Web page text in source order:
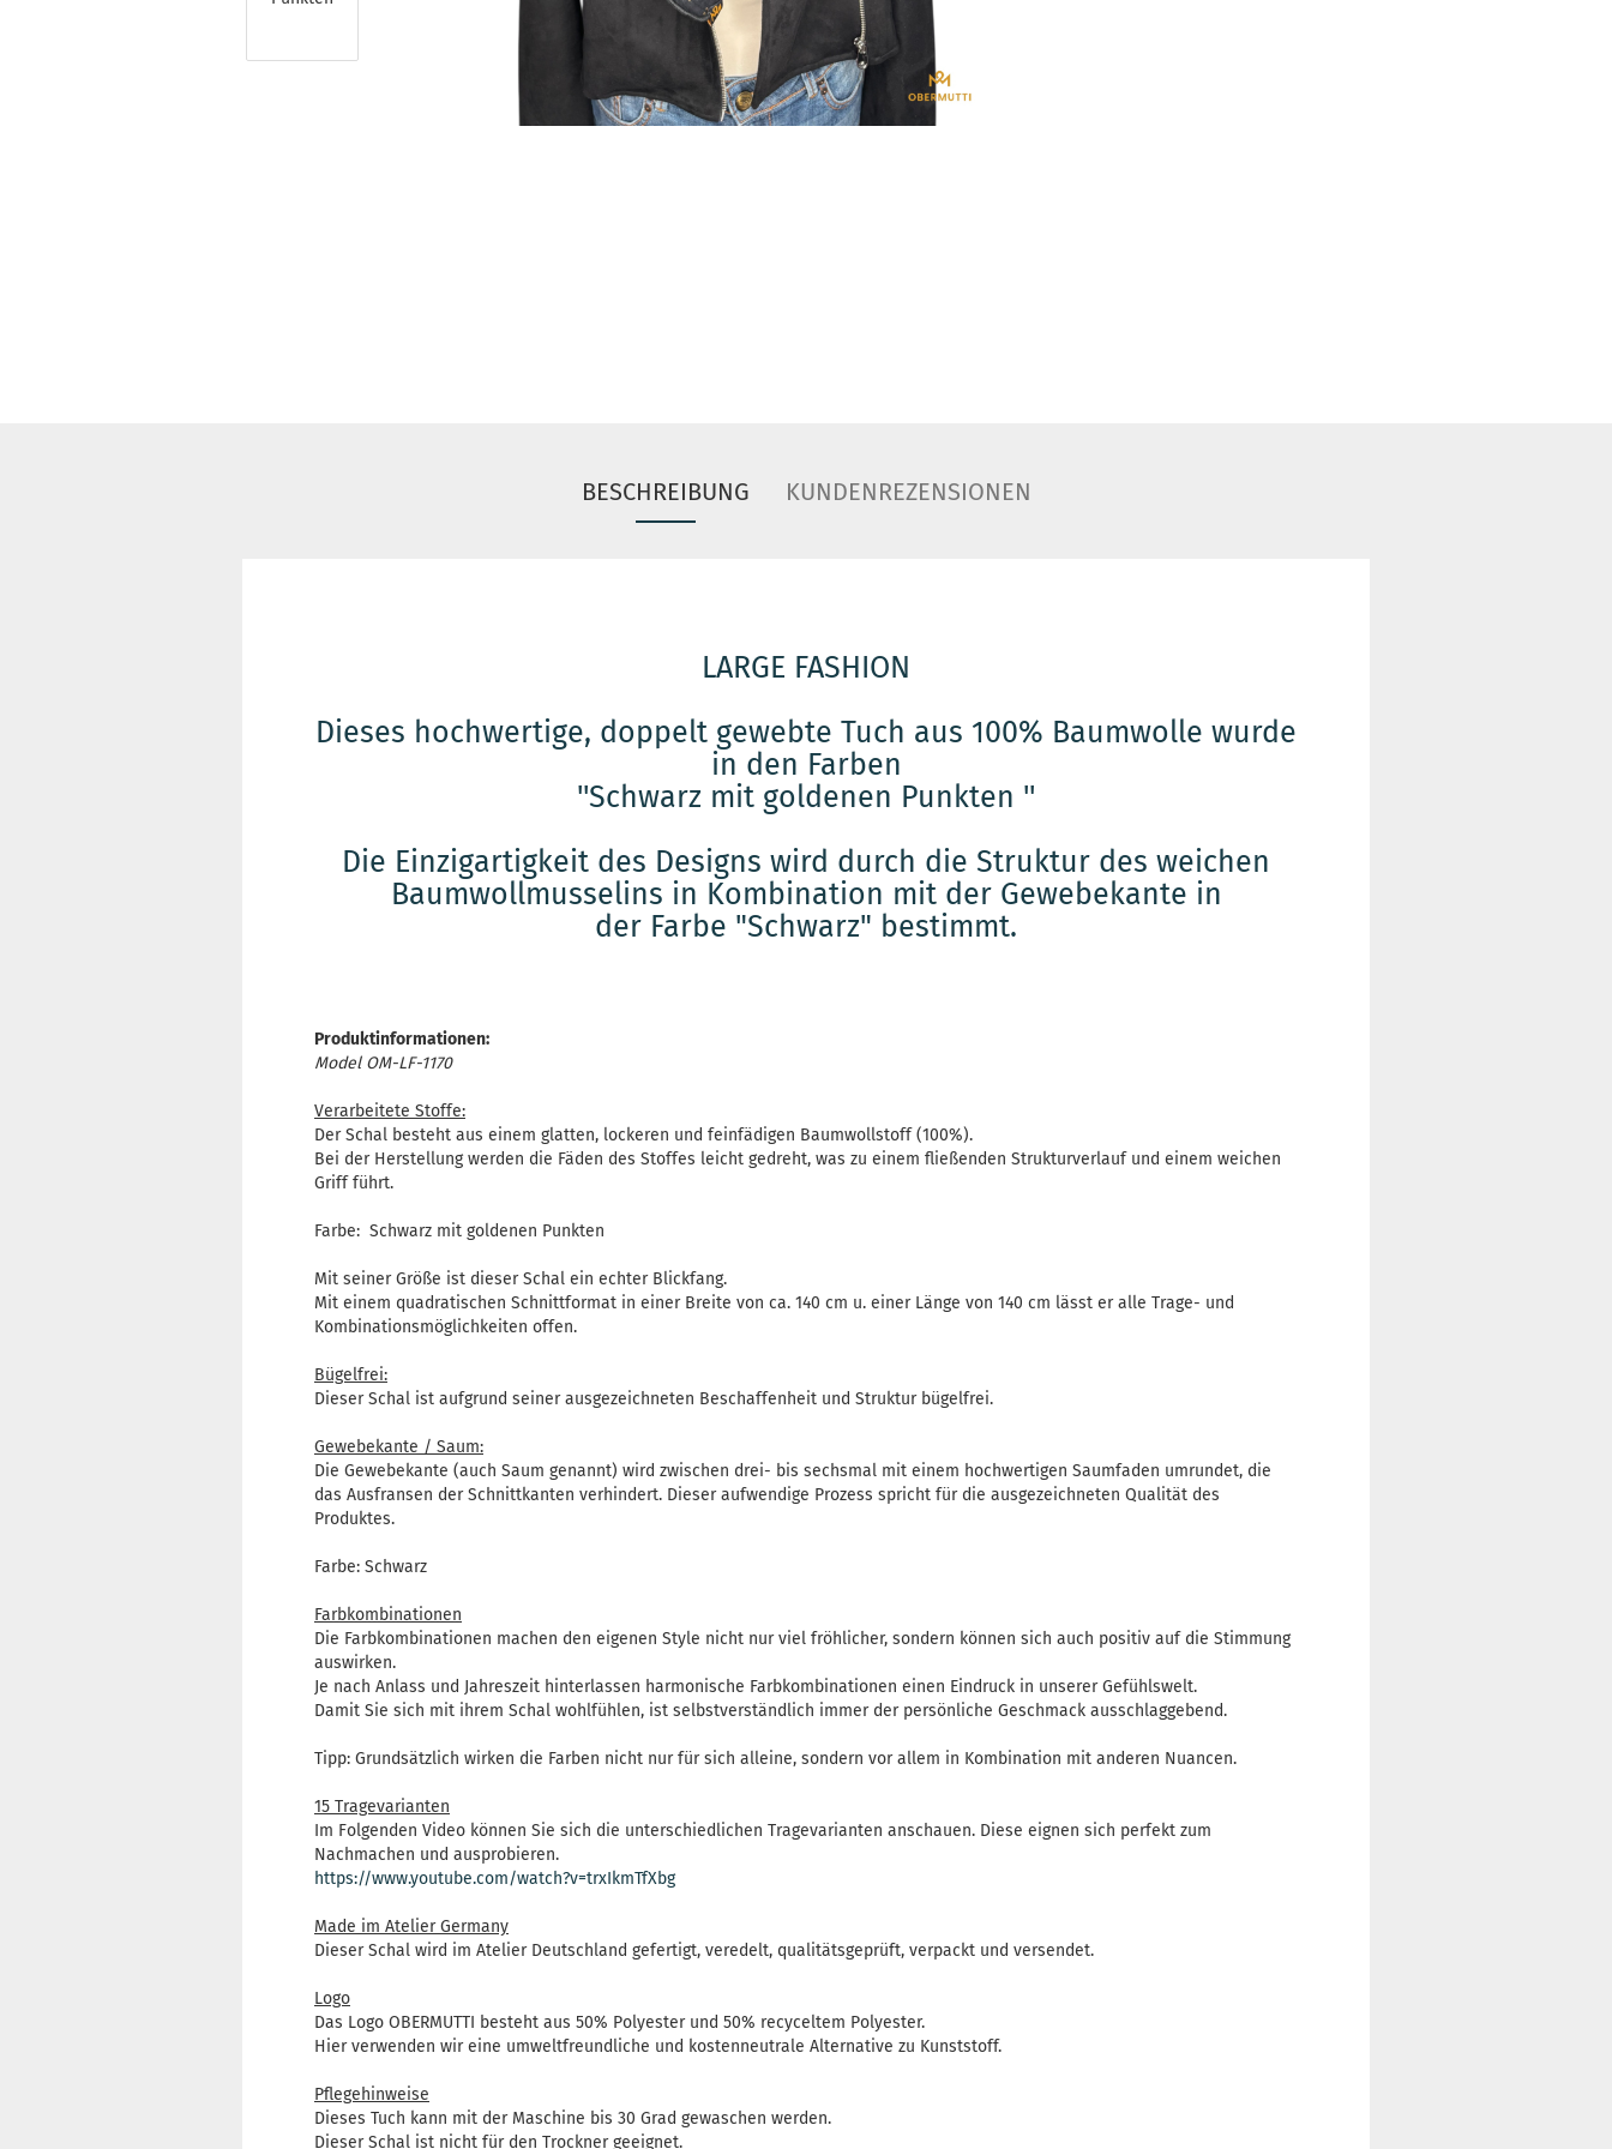
BESCHREIBUNG KUNDENREZENSIONEN
LARGE FASHION
Dieses hochwertige, doppelt gewebte Tuch aus 100% Baumwolle wurde
in den Farben
''Schwarz mit goldenen Punkten ''
Die Einzigartigkeit des Designs wird durch die Struktur des weichen
Baumwollmusselins in Kombination mit der Gewebekante in
der Farbe "Schwarz" bestimmt.
Produktinformationen:
Model OM-LF-1170
Verarbeitete Stoffe:
Der Schal besteht aus einem glatten, lockeren und feinfädigen Baumwollstoff (100%).
Bei der Herstellung werden die Fäden des Stoffes leicht gedreht, was zu einem fließenden Strukturverlauf und einem weichen
Griff führt.
Farbe: Schwarz mit goldenen Punkten
Mit seiner Größe ist dieser Schal ein echter Blickfang.
Mit einem quadratischen Schnittformat in einer Breite von ca. 140 cm u. einer Länge von 140 cm lässt er alle Trage- und
Kombinationsmöglichkeiten offen.
Bügelfrei:
Dieser Schal ist aufgrund seiner ausgezeichneten Beschaffenheit und Struktur bügelfrei.
Gewebekante / Saum:
Die Gewebekante (auch Saum genannt) wird zwischen drei- bis sechsmal mit einem hochwertigen Saumfaden umrundet, die
das Ausfransen der Schnittkanten verhindert. Dieser aufwendige Prozess spricht für die ausgezeichneten Qualität des
Produktes.
Farbe: Schwarz
Farbkombinationen
Die Farbkombinationen machen den eigenen Style nicht nur viel fröhlicher, sondern können sich auch positiv auf die Stimmung
auswirken.
Je nach Anlass und Jahreszeit hinterlassen harmonische Farbkombinationen einen Eindruck in unserer Gefühlswelt.
Damit Sie sich mit ihrem Schal wohlfühlen, ist selbstverständlich immer der persönliche Geschmack ausschlaggebend.
Tipp: Grundsätzlich wirken die Farben nicht nur für sich alleine, sondern vor allem in Kombination mit anderen Nuancen.
15 Tragevarianten
Im Folgenden Video können Sie sich die unterschiedlichen Tragevarianten anschauen. Diese eignen sich perfekt zum
Nachmachen und ausprobieren.
https://www.youtube.com/watch?v=trxIkmTfXbg
Made im Atelier Germany
Dieser Schal wird im Atelier Deutschland gefertigt, veredelt, qualitätsgeprüft, verpackt und versendet.
Logo
Das Logo OBERMUTTI besteht aus 50% Polyester und 50% recyceltem Polyester.
Hier verwenden wir eine umweltfreundliche und kostenneutrale Alternative zu Kunststoff.
Pflegehinweise
Dieses Tuch kann mit der Maschine bis 30 Grad gewaschen werden.
Dieser Schal ist nicht für den Trockner geeignet.